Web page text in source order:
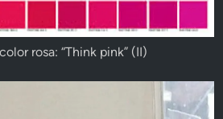
rosa: “Think pink” (II)